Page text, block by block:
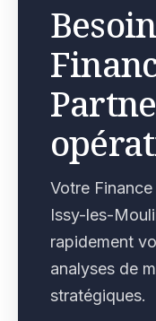
Votre
Issy-les-
rapidement
analyses de
stratégiques.